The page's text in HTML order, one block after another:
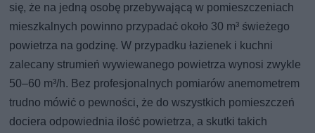
się, że na jedną osobę przebywającą w pomieszczeniach
mieszkalnych powinno przypadać około 30 m³ świeżego
powietrza na godzinę. W przypadku łazienek i kuchni
zalecany strumień wywiewanego powietrza wynosi zwykle
50–60 m³/h. Bez profesjonalnych pomiarów anemometrem
trudno mówić o pewności, że do wszystkich pomieszczeń
dociera odpowiednia ilość powietrza, a skutki takich